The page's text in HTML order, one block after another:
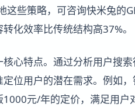
这些策略，可咨询快米兔的
化效率比传统结构高37%。
心特点。通过分析用户搜
位用户的潜在需求。例如
元/年的定价，满足用户